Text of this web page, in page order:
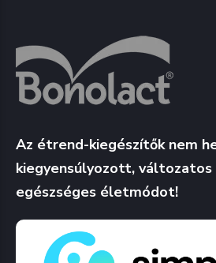
Az étrend-kiegészítők nem
kiegyensúlyozott,
egészséges életmódot!